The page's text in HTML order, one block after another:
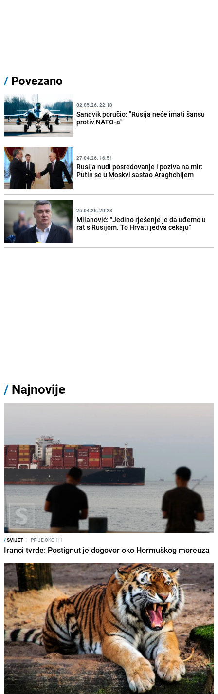
/ Povezano
02.05.26. 22:10
Sandvik poručio: "Rusija neće imati šansu
protiv NATO-a"
27.04.26. 16:51
Rusija nudi posredovanje i poziva na mir:
Putin se u Moskvi sastao Araghchijem
25.04.26. 20:28
Milanović: "Jedino rješenje je da uđemo u
rat s Rusijom. To Hrvati jedva čekaju"
/ Najnovije
/SVIJET I PRIJE OKO 1H
Iranci tvrde: Postignut je dogovor oko Hormuškog moreuza